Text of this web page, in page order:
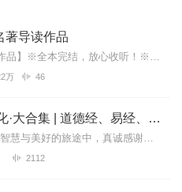
著导读作品
【人文读书声--重磅作品】※全本完结，放心收听！※八年级（上）语文教科书名著导读指定作品，同名有声书！※著名翻译家董乐山先生权威中文译本！※人民文学出版...
万 46
曾仕强讲中华文化·大合集 | 道德经、易经、三国演义中的国学
【感恩回馈】在传播智慧与美好的旅途中，真诚感谢每一位伙伴的温暖陪伴与鼎力支持！欢迎曾仕强学堂粉丝听友们入群交流，更多新鲜玩法和福利活动等你！添加微信：zengf...
2112